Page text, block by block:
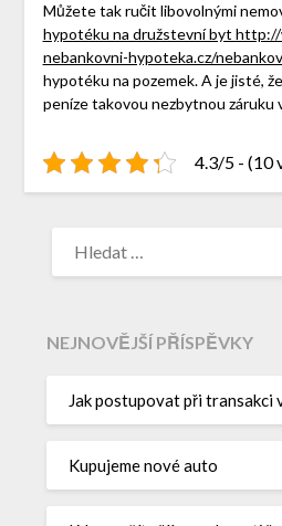
Můžete tak ručit libovolnými
hypotéku na družstevní byt
nebankovni-hypoteka.cz/
hypotéku na pozemek. A je jisté,
peníze takovou nezbytnou záruku
4.3/5 - (10
NEJNOVĚJŠÍ PŘÍSPĚVKY
Jak postupovat při transakci
Kupujeme nové auto